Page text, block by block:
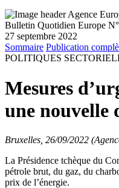
Bulletin Quotidien Europe
27 septembre 2022
Sommaire Publication
POLITIQUES
Mesures
une nouvelle
Bruxelles, 26/09/2022
La Présidence tchèque du
pétrole brut, du gaz, du
prix de l’énergie.